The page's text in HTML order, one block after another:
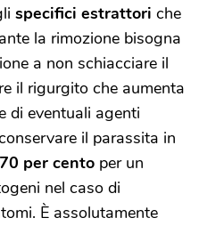
specifici estrattori che
la rimozione bisogna
a non schiacciare il
il rigurgito che aumenta
di eventuali agenti
il parassita in
70 per cento per un
nel caso di
È assolutamente